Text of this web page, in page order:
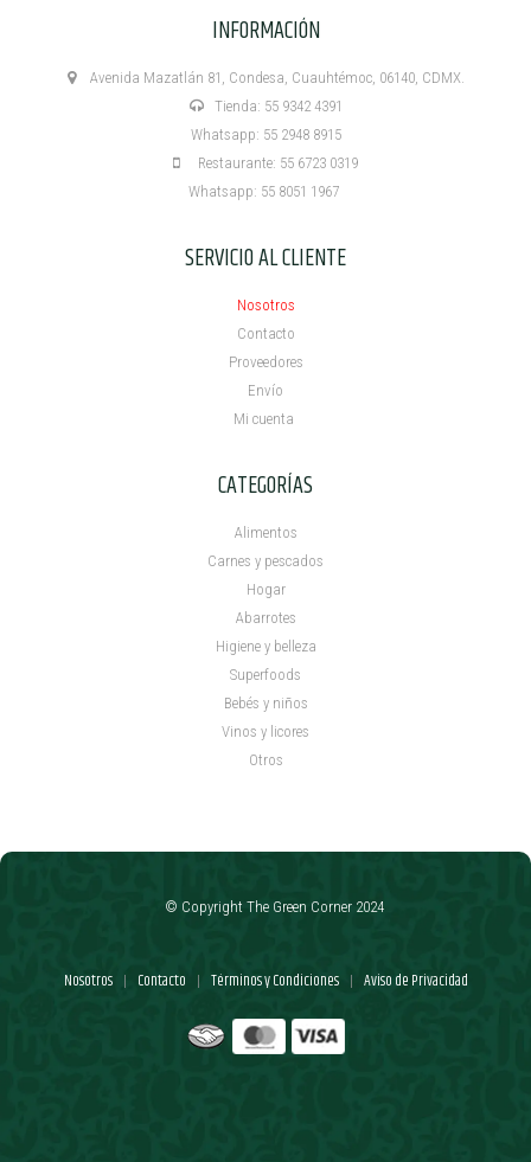
INFORMACIÓN
Avenida Mazatlán 81, Condesa, Cuauhtémoc, 06140, CDMX.
Tienda: 55 9342 4391
Whatsapp: 55 2948 8915
Restaurante: 55 6723 0319
Whatsapp: 55 8051 1967
SERVICIO AL CLIENTE
Nosotros
Contacto
Proveedores
Envío
Mi cuenta ​
CATEGORÍAS
Alimentos
Carnes y pescados
Hogar
Abarrotes
Higiene y belleza
Superfoods
Bebés y niños
Vinos y licores
Otros
Nosotros | Contacto | Términos y Condiciones | Aviso de Privacidad
© Copyright The Green Corner 2024